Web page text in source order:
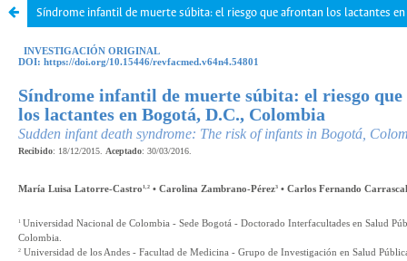
Síndrome infantil de muerte súbita: el riesgo que afrontan los lactantes